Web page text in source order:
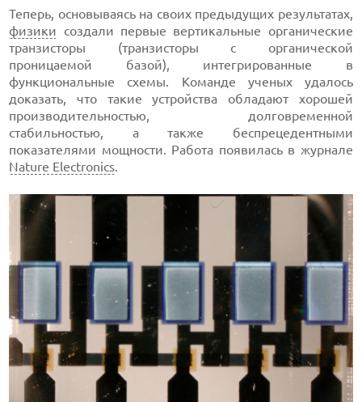
Теперь, основываясь на своих предыдущих результатах,
физики создали первые вертикальные органические
транзисторы (транзисторы с органической
проницаемой базой), интегрированные в
функциональные схемы. Команде ученых удалось
доказать, что такие устройства обладают хорошей
производительностью, долговременной
стабильностью, а также беспрецедентными
показателями мощности. Работа появилась в журнале
Nature Electronics.